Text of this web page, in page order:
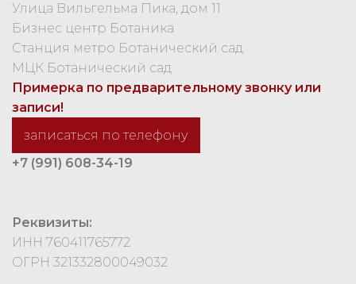
Улица Вильгельма Пика, дом 11
Бизнес центр Ботаника
Станция метро Ботанический сад
МЦК Ботанический сад
Примерка по предварительному звонку или
записи!
записаться по телефону
+7 (991) 608-34-19
Реквизиты:
ИНН 760411765772
ОГРН 321332800049032